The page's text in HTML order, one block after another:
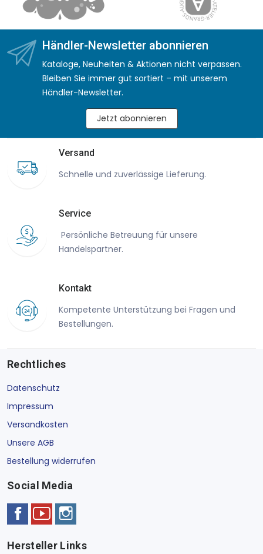
Händler-Newsletter abonnieren
Kataloge, Neuheiten & Aktionen nicht verpassen.
Bleiben Sie immer gut sortiert – mit unserem
Händler-Newsletter.
Jetzt abonnieren
Versand
Schnelle und zuverlässige Lieferung.
Service
Persönliche Betreuung für unsere
Handelspartner.
Kontakt
Kompetente Unterstützung bei Fragen und
Bestellungen.
Rechtliches
Datenschutz
Impressum
Versandkosten
Unsere AGB
Bestellung widerrufen
Social Media
Hersteller Links